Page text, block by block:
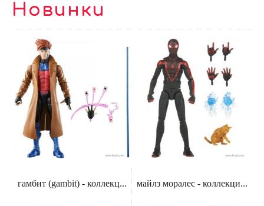
Новинки
гамбит (gambit) - коллекц... майлз моралес - коллекци...